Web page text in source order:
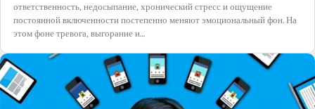
ответственность, недосыпание, хронический стресс и ощущение
постоянной включенности постепенно меняют эмоциональный фон. На
этом фоне тревога, выгорание и…